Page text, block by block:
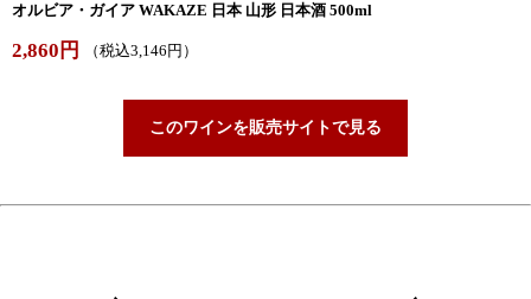
オルビア・ガイア WAKAZE 日本 山形 日本酒 500ml
2,860円 （税込3,146円）
このワインを販売サイトで見る